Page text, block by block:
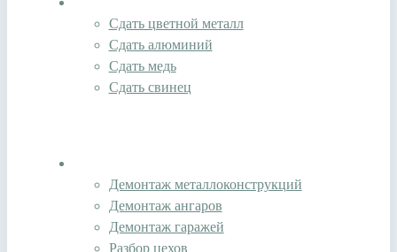
Сдать цветной металл
Сдать алюминий
Сдать медь
Сдать свинец
Демонтаж металлоконструкций
Демонтаж ангаров
Демонтаж гаражей
Разбор цехов